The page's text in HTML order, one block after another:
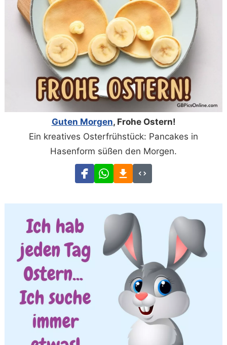
Guten Morgen, Frohe Ostern!
Ein kreatives Osterfrühstück: Pancakes in
Hasenform süßen den Morgen.